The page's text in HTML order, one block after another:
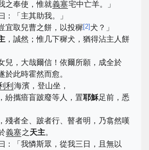
之奉使，惟就義塞宅中亡羊。」
：「主其助我。」
宜取兒曹之餅，以投穉[2] 犬？」
，誠然；惟几下穉犬，猶得沾主人餅
兒，大哉爾信！依爾所願，成全於
於此時霍然而愈。
利 海濱，登山坐，
紛攜瘖盲跛廢等人，置耶穌足前，悉
殘者全、跛者行、瞽者明，乃翕然嘆
義塞之天主。
：「我憐斯眾，從我三日，且無以